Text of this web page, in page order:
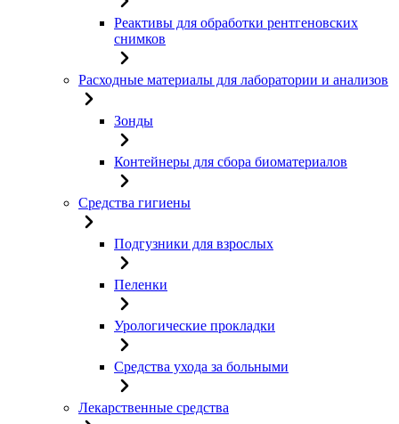
Реактивы для обработки рентгеновских
снимков
Расходные материалы для лаборатории и анализов
Зонды
Контейнеры для сбора биоматериалов
Средства гигиены
Подгузники для взрослых
Пеленки
Урологические прокладки
Средства ухода за больными
Лекарственные средства